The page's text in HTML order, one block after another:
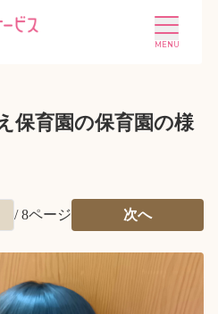
選ばれる理由
保育園の保育園の様
/8ページ 次へ